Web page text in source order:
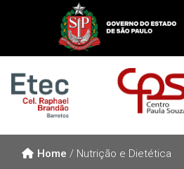
Home / Nutrição e Dietética